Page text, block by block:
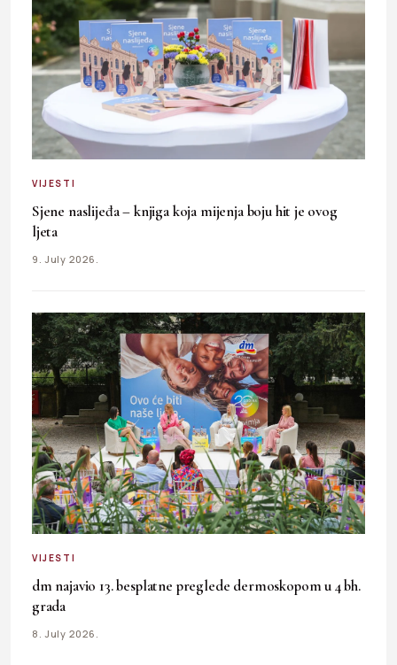
VIJESTI
Sjene naslijeđa – knjiga koja mijenja boju hit je ovog
ljeta
9. July 2026.
VIJESTI
dm najavio 13. besplatne preglede dermoskopom u 4 bh.
grada
8. July 2026.